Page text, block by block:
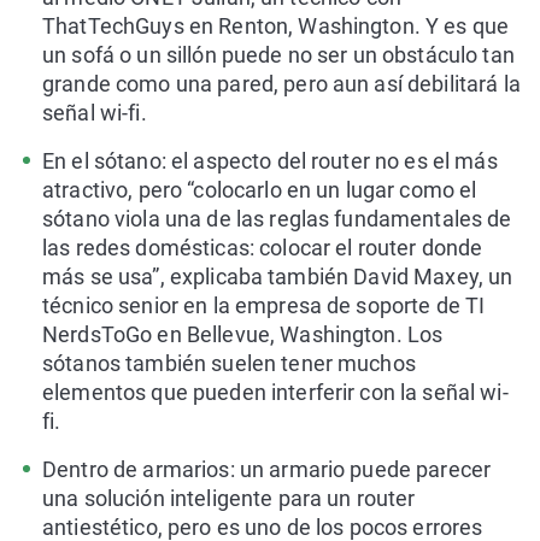
ThatTechGuys en Renton, Washington. Y es que
un sofá o un sillón puede no ser un obstáculo tan
grande como una pared, pero aun así debilitará la
señal wi-fi.
En el sótano: el aspecto del router no es el más
atractivo, pero “colocarlo en un lugar como el
sótano viola una de las reglas fundamentales de
las redes domésticas: colocar el router donde
más se usa”, explicaba también David Maxey, un
técnico senior en la empresa de soporte de TI
NerdsToGo en Bellevue, Washington. Los
sótanos también suelen tener muchos
elementos que pueden interferir con la señal wi-
fi.
Dentro de armarios: un armario puede parecer
una solución inteligente para un router
antiestético, pero es uno de los pocos errores